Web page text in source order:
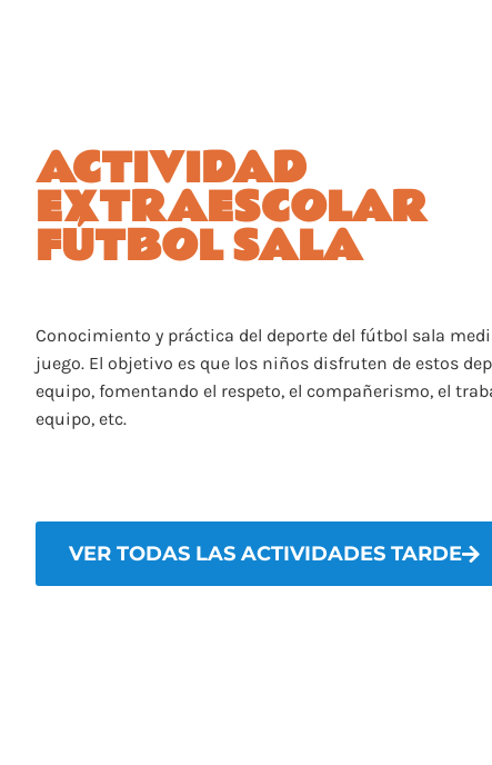
ACTIVIDAD
EXTRAESCOLAR
FÚTBOL SALA
Conocimiento y práctica del deporte del fútbol sala
juego. El objetivo es que los niños disfruten de estos
equipo, fomentando el respeto, el compañerismo, el
equipo, etc.
VER TODAS LAS ACTIVIDADES TARDE